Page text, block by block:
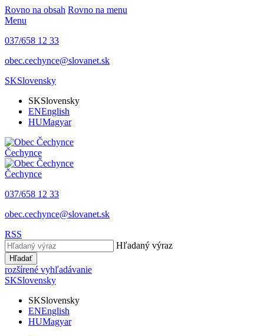
Rovno na obsah Rovno na menu
Menu
037/658 12 33
obec.cechynce@slovanet.sk
SKSlovensky
SKSlovensky
ENEnglish
HUMagyar
Čechynce
Čechynce
037/658 12 33
obec.cechynce@slovanet.sk
RSS
Hľadaný výraz
Hľadať
rozšírené vyhľadávanie
SKSlovensky
SKSlovensky
ENEnglish
HUMagyar